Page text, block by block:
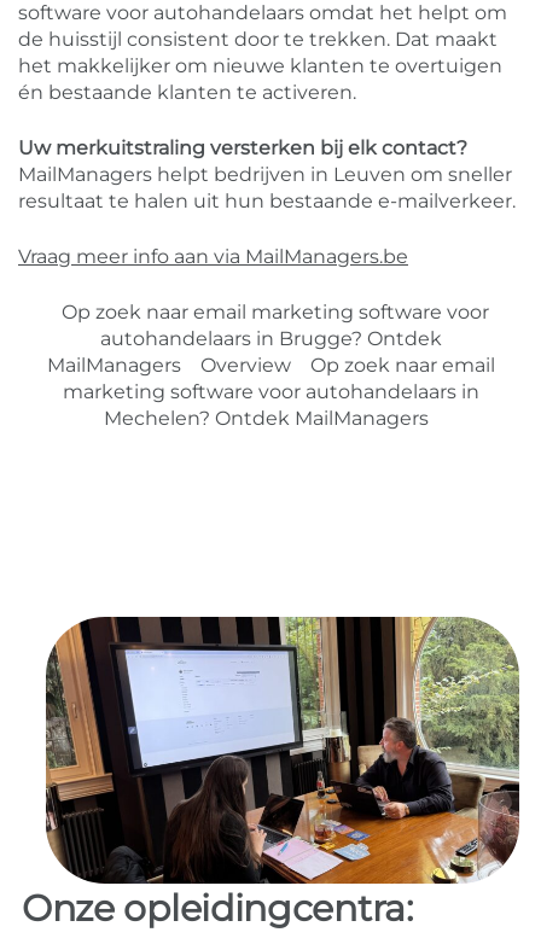
software voor autohandelaars omdat het helpt om
de huisstijl consistent door te trekken. Dat maakt
het makkelijker om nieuwe klanten te overtuigen
én bestaande klanten te activeren.
Uw merkuitstraling versterken bij elk contact?
MailManagers helpt bedrijven in Leuven om sneller
resultaat te halen uit hun bestaande e-mailverkeer.
Vraag meer info aan via MailManagers.be
Op zoek naar email marketing software voor
autohandelaars in Brugge? Ontdek
MailManagers
Overview
Op zoek naar email
marketing software voor autohandelaars in
Mechelen? Ontdek MailManagers
Onze opleidingcentra: